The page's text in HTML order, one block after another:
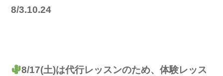
8/3.10.24
8/17(土)は代行レッスンのため、体験レッス